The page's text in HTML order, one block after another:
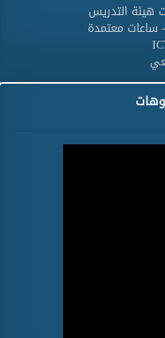
هيئة التدريس
ساعات معتمدة